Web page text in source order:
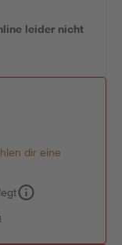
leider nicht
dir eine